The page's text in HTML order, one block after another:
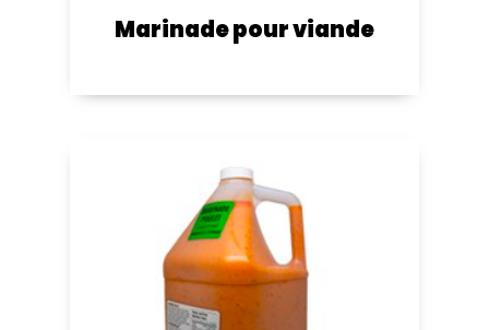
Marinade pour viande